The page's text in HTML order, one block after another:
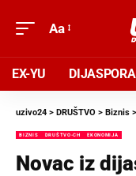
Aa
EX-YU DIJASPORA
uzivo24 > DRUŠTVO > Biznis >
BIZNIS DRUŠTVO-CH EKONOMIJA
Novac iz